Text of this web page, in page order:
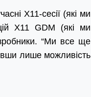
X11-сесії (які ми
X11 GDM (які ми
“Ми все ще
лише можливість